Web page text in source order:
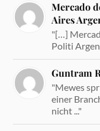
Mercado
Aires
"[…]
Politi
Guntram
"Mewes
einer
nicht ..."